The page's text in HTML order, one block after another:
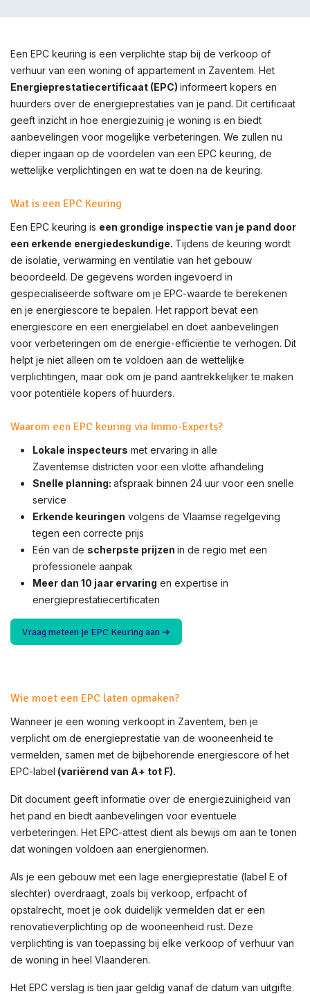
Een EPC keuring is een verplichte stap bij de verkoop of
verhuur van een woning of appartement in Zaventem. Het
Energieprestatiecertificaat (EPC) informeert kopers en
huurders over de energieprestaties van je pand. Dit certificaat
geeft inzicht in hoe energiezuinig je woning is en biedt
aanbevelingen voor mogelijke verbeteringen. We zullen nu
dieper ingaan op de voordelen van een EPC keuring, de
wettelijke verplichtingen en wat te doen na de keuring.
Wat is een EPC Keuring
Een EPC keuring is een grondige inspectie van je pand door
een erkende energiedeskundige. Tijdens de keuring wordt
de isolatie, verwarming en ventilatie van het gebouw
beoordeeld. De gegevens worden ingevoerd in
gespecialiseerde software om je EPC-waarde te berekenen
en je energiescore te bepalen. Het rapport bevat een
energiescore en een energielabel en doet aanbevelingen
voor verbeteringen om de energie-efficiëntie te verhogen. Dit
helpt je niet alleen om te voldoen aan de wettelijke
verplichtingen, maar ook om je pand aantrekkelijker te maken
voor potentiële kopers of huurders.
Waarom een EPC keuring via Immo-Experts?
Lokale inspecteurs met ervaring in alle
Zaventemse districten voor een vlotte afhandeling
Snelle planning: afspraak binnen 24 uur voor een snelle
service
Erkende keuringen volgens de Vlaamse regelgeving
tegen een correcte prijs
Eén van de scherpste prijzen in de regio met een
professionele aanpak
Meer dan 10 jaar ervaring en expertise in
energieprestatiecertificaten
Vraag meteen je EPC Keuring aan ➜
Wie moet een EPC laten opmaken?
Wanneer je een woning verkoopt in Zaventem , ben je
verplicht om de energieprestatie van de wooneenheid te
vermelden, samen met de bijbehorende energiescore of het
EPC-label (variërend van A+ tot F).
Dit document geeft informatie over de energiezuinigheid van
het pand en biedt aanbevelingen voor eventuele
verbeteringen. Het EPC-attest dient als bewijs om aan te tonen
dat woningen voldoen aan energienormen.
Als je een gebouw met een lage energieprestatie (label E of
slechter) overdraagt, zoals bij verkoop, erfpacht of
opstalrecht, moet je ook duidelijk vermelden dat er een
renovatieverplichting op de wooneenheid rust. Deze
verplichting is van toepassing bij elke verkoop of verhuur van
de woning in heel Vlaanderen.
Het EPC verslag is tien jaar geldig vanaf de datum van uitgifte.